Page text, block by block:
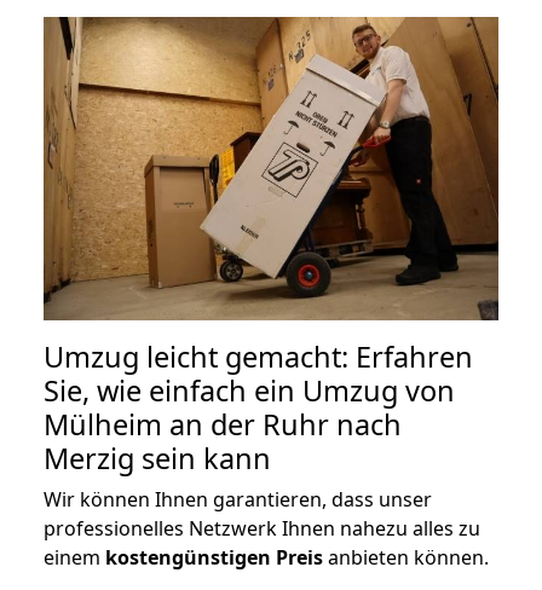
Umzug leicht gemacht: Erfahren
Sie, wie einfach ein Umzug von
Mülheim an der Ruhr nach
Merzig sein kann
Wir können Ihnen garantieren, dass unser
professionelles Netzwerk Ihnen nahezu alles zu
einem kostengünstigen Preisanbieten können.